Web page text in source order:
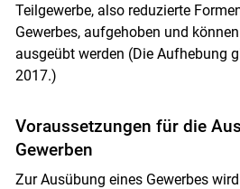
Teilgewerbe, also reduzierte
Gewerbes, aufgehoben und
ausgeübt werden (Die Aufhebung
2017.)
Voraussetzungen für die
Gewerben
Zur Ausübung eines Gewerbes